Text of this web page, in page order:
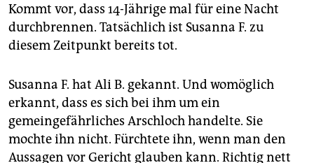
Kommt vor, dass 14-Jährige mal für eine Nacht
durchbrennen. Tatsächlich ist Susanna F. zu
diesem Zeitpunkt bereits tot.
Susanna F. hat Ali B. gekannt. Und womöglich
erkannt, dass es sich bei ihm um ein
gemeingefährliches Arschloch handelte. Sie
mochte ihn nicht. Fürchtete ihn, wenn man den
Aussagen vor Gericht glauben kann. Richtig nett